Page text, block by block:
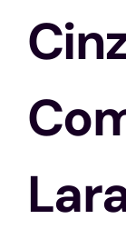
Luvas
Altura
Óculos